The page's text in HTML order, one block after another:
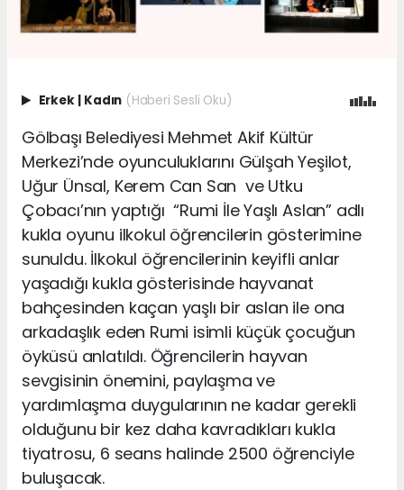
Erkek | Kadın (Haberi Sesli Oku)
Gölbaşı Belediyesi Mehmet Akif Kültür
Merkezi’nde oyunculuklarını Gülşah Yeşilot,
Uğur Ünsal, Kerem Can San ve Utku
Çobacı’nın yaptığı “Rumi İle Yaşlı Aslan” adlı
kukla oyunu ilkokul öğrencilerin gösterimine
sunuldu. İlkokul öğrencilerinin keyifli anlar
yaşadığı kukla gösterisinde hayvanat
bahçesinden kaçan yaşlı bir aslan ile ona
arkadaşlık eden Rumi isimli küçük çocuğun
öyküsü anlatıldı. Öğrencilerin hayvan
sevgisinin önemini, paylaşma ve
yardımlaşma duygularının ne kadar gerekli
olduğunu bir kez daha kavradıkları kukla
tiyatrosu, 6 seans halinde 2500 öğrenciyle
buluşacak.